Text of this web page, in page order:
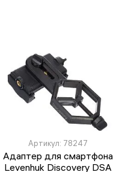
Артикул: 78247
Адаптер для смартфона
Levenhuk Discovery DSA